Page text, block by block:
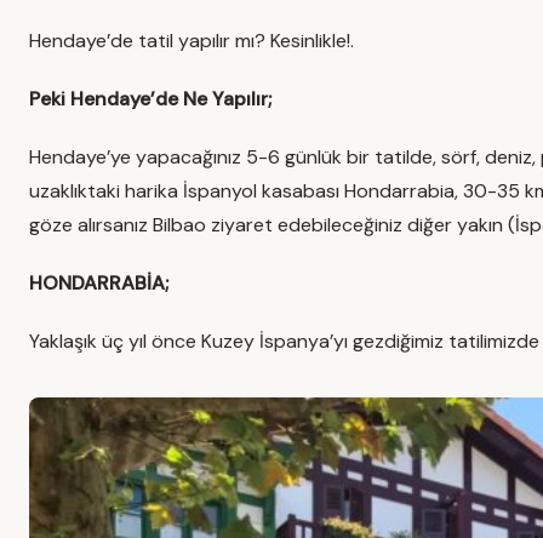
Hendaye’de tatil yapılır mı? Kesinlikle!.
Peki Hendaye’de Ne Yapılır;
Hendaye’ye yapacağınız 5-6 günlük bir tatilde, sörf,
uzaklıktaki harika İspanyol kasabası Hondarrabia, 30-35
göze alırsanız Bilbao ziyaret edebileceğiniz diğer yakın
HONDARRABİA;
Yaklaşık üç yıl önce Kuzey İspanya’yı gezdiğimiz